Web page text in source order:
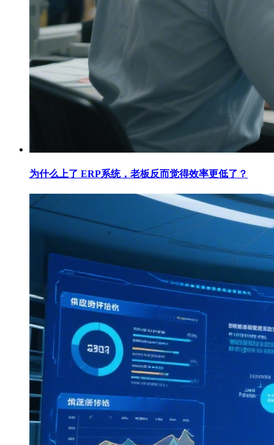
为什么上了 ERP系统，老板反而觉得效率更低了？